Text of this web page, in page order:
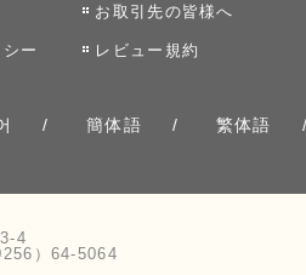
お取引先の皆様へ
ー レビュー規約
簡体語 繁体語
4
）64-5064